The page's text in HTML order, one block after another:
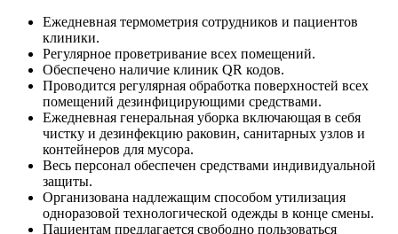
клиникиЕжедневная термометрия сотрудников и пациентов
клиники.
Регулярное проветривание всех помещений.
Обеспечено наличие клиник QR кодов.
Проводится регулярная обработка поверхностей всех
помещений дезинфицирующими средствами.
Ежедневная генеральная уборка включающая в себя
чистку и дезинфекцию раковин, санитарных узлов и
контейнеров для мусора.
Весь персонал обеспечен средствами индивидуальной
защиты.
Организована надлежащим способом утилизация
одноразовой технологической одежды в конце смены.
Пациентам предлагается свободно пользоваться